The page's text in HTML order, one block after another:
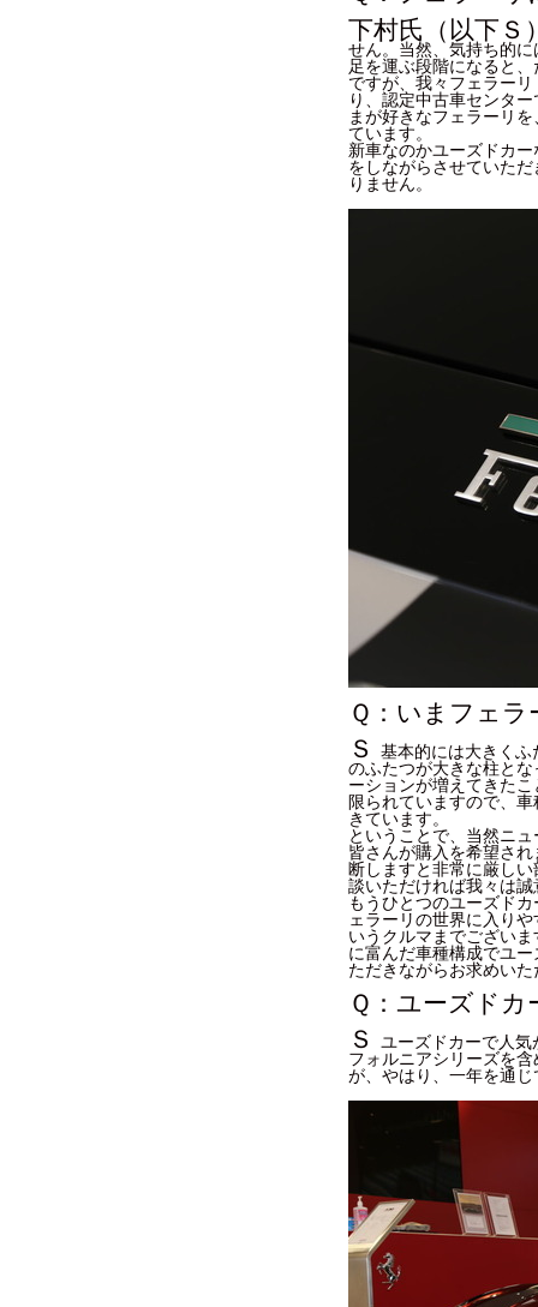
下村氏（以下Ｓ
せん。当然、気持ち的
足を運ぶ段階になると
ですが、我々フェラー
り、認定中古車センタ
まが好きなフェラーリ
ています。
新車なのかユーズドカ
をしながらさせていた
りません。
Ｑ：いまフェ
Ｓ
基本的には大きく
のふたつが大きな柱と
ーションが増えてきた
限られていますので、
きています。
ということで、当然ニ
皆さんが購入を希望さ
断しますと非常に厳し
談いただければ我々は
もうひとつのユーズド
ェラーリの世界に入り
いうクルマまでござい
に富んだ車種構成でユ
ただきながらお求めい
Ｑ：ユーズド
Ｓ
ユーズドカーで人
フォルニアシリーズを
が、やはり、一年を通